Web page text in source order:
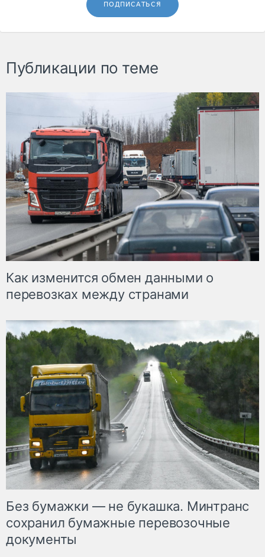
ПОДПИСАТЬСЯ
Публикации по теме
Как изменится обмен данными о
перевозках между странами
Без бумажки — не букашка. Минтранс
сохранил бумажные перевозочные
документы